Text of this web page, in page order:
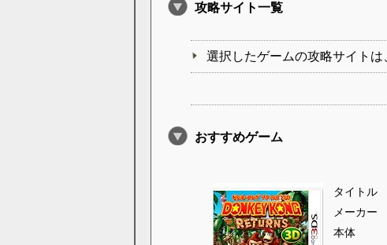
攻略サイト一覧
選択したゲームの攻略サイトは
おすすめゲーム
タイトル
メーカー
本体